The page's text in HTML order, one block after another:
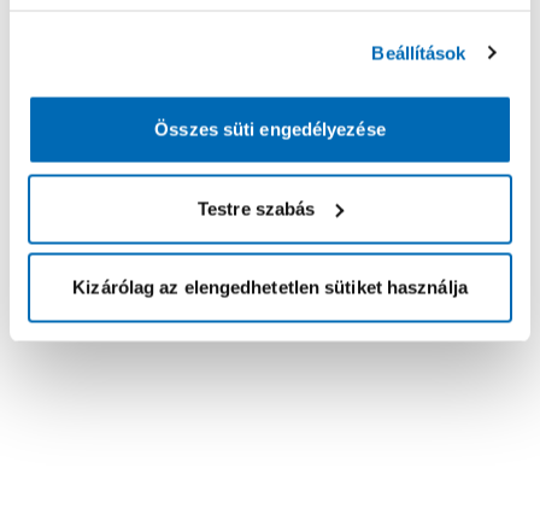
Beállítások
Összes süti engedélyezése
Testre szabás
Kizárólag az elengedhetetlen sütiket használja